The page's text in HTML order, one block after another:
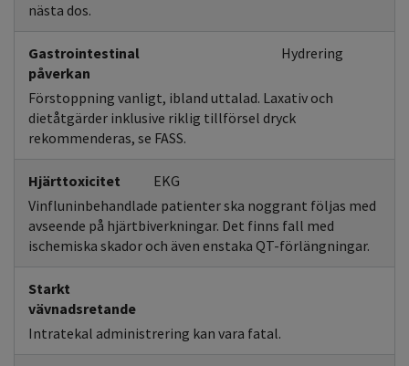
nästa dos.
Gastrointestinal
påverkan
Hydrering
Förstoppning vanligt, ibland uttalad. Laxativ och
dietåtgärder inklusive riklig tillförsel dryck
rekommenderas, se FASS.
Hjärttoxicitet
EKG
Vinfluninbehandlade patienter ska noggrant följas med
avseende på hjärtbiverkningar. Det finns fall med
ischemiska skador och även enstaka QT-förlängningar.
Starkt
vävnadsretande
Intratekal administrering kan vara fatal.